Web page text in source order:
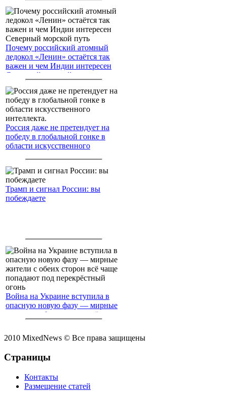
Почему российский атомный
ледокол «Ленин» остаётся так
важен и чем Индии интересен
Северный морской путь
Россия даже не претендует на
победу в глобальной гонке в
области искусственного
Трамп и сигнал России: вы
побеждаете
Война на Украине вступила в
опасную новую фазу — мирные
жители с обеих сторон всё чаще
2010 MixedNews © Все права защищены
Страницы
Контакты
Размещение статей